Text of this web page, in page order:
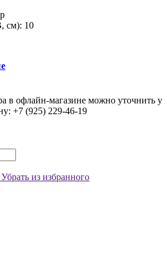
см): 10
в офлайн-магазине можно уточнить у
+7 (925) 229-46-19
Убрать из избранного